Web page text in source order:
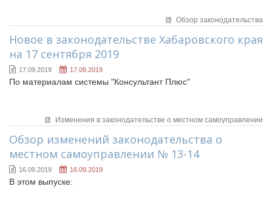
Палаты Совета
Комитеты Совета
Правление Совета
Обработка персональных данных
Полезные ссылки
Инвестиционные порталы муниципальных образований
Контактная информация
НОВОСТИ
СМИ о нас
Обзор законодательства
Новое в законодательстве Хабаровского края
на 17 сентября 2019
17.09.2019 17.09.2019
По материалам системы "Консультант Плюс"
Изменения в законодательстве о местном самоуправлении
Обзор изменений законодательства о
местном самоуправлении № 13-14
16.09.2019 16.09.2019
В этом выпуске: